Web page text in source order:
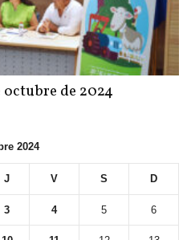
de 2024
2024
J V S D
3 4 5 6